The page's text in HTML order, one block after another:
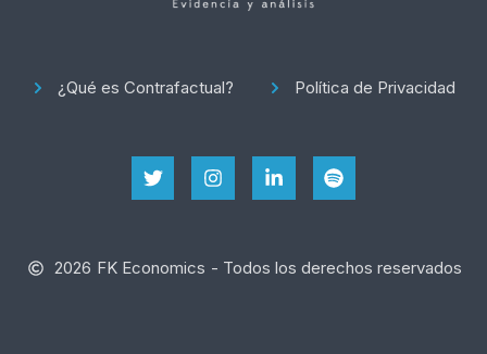
¿Qué es Contrafactual? Política de Privacidad
2026 FK Economics - Todos los derechos reservados